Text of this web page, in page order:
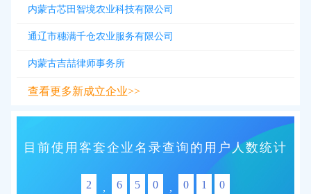
内蒙古芯田智境农业科技有限公司
通辽市穗满千仓农业服务有限公司
内蒙古吉喆律师事务所
查看更多新成立企业>>
目前使用客套企业名录查询的用户人数统计
2 , 6 5 0 , 0 1 0